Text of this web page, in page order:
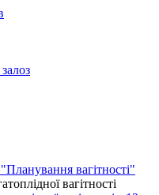
вагітності"
вагітності